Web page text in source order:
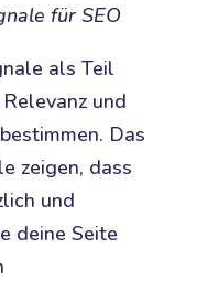
für SEO
als Teil
und
Das
zeigen, dass
und
deine Seite